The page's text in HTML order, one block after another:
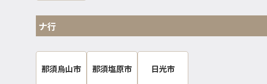
ナ行
那須烏山市 那須塩原市 日光市